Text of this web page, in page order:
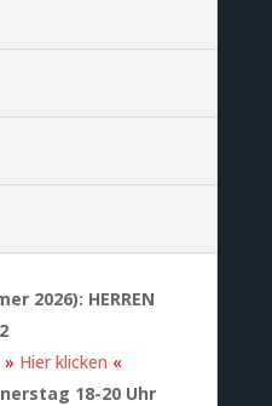
2026): HERREN
» Hier klicken «
18-20 Uhr